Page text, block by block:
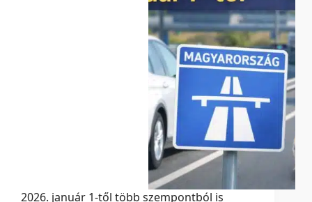
2026. január 1-től több szempontból is